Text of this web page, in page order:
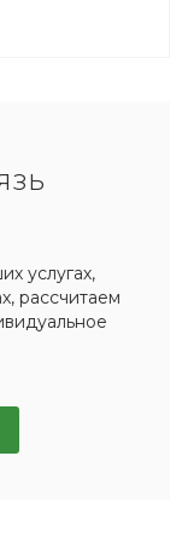
услугах,
рассчитаем